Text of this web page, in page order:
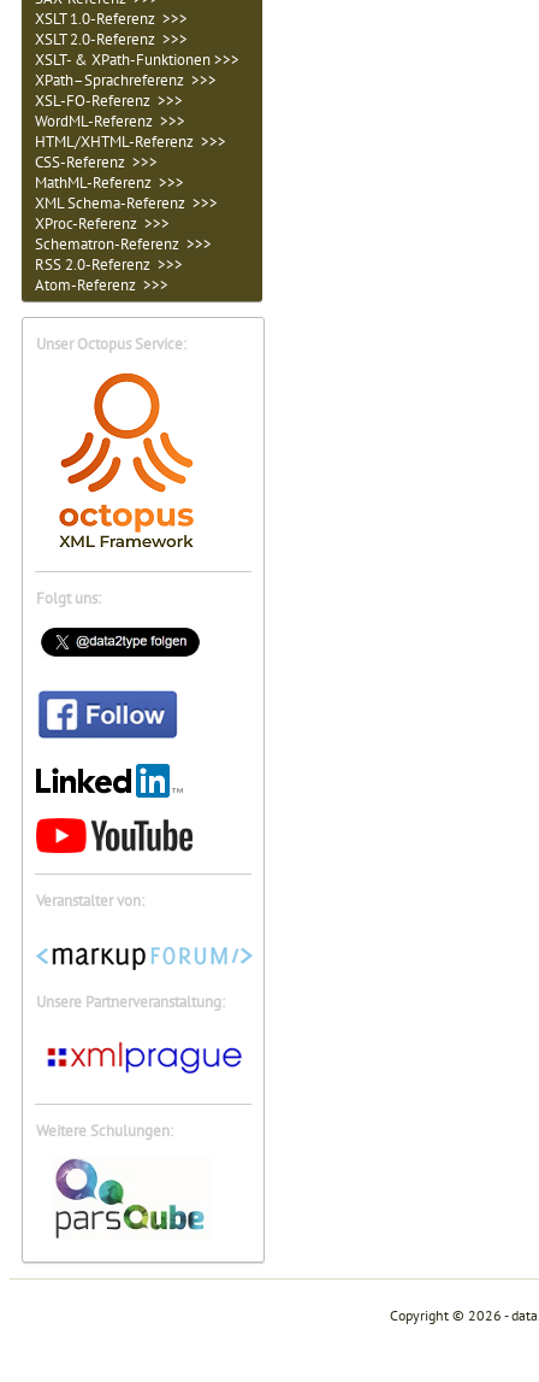
XSLT 1.0-Referenz >>>
XSLT 2.0-Referenz >>>
XSLT- & XPath-Funktionen >>>
XPath–Sprachreferenz >>>
XSL-FO-Referenz >>>
WordML-Referenz >>>
HTML/XHTML-Referenz >>>
CSS-Referenz >>>
MathML-Referenz >>>
XML Schema-Referenz >>>
XProc-Referenz >>>
Schematron-Referenz >>>
RSS 2.0-Referenz >>>
Atom-Referenz >>>
Unser Octopus Service:
Folgt uns:
Veranstalter von:
Unsere Partnerveranstaltung:
Weitere Schulungen:
Copyright © 2026 -